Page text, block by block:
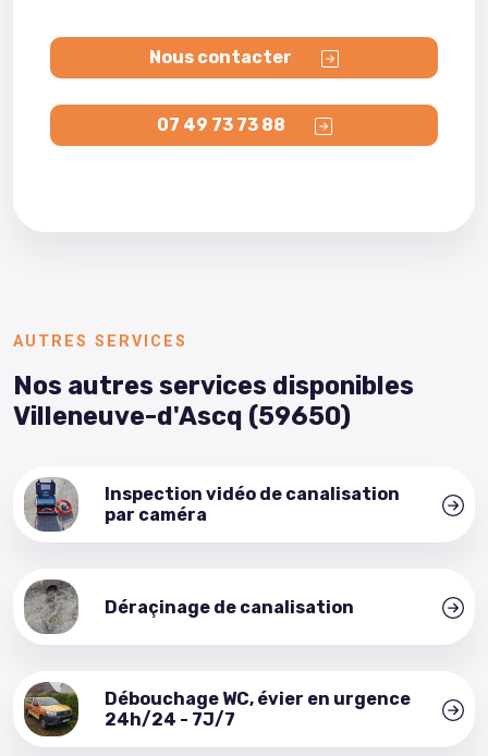
Nous contacter
07 49 73 73 88
AUTRES SERVICES
Nos autres services disponibles
Villeneuve-d'Ascq (59650)
Inspection vidéo de canalisation
par caméra
Déraçinage de canalisation
Débouchage WC, évier en urgence
24h/24 - 7J/7